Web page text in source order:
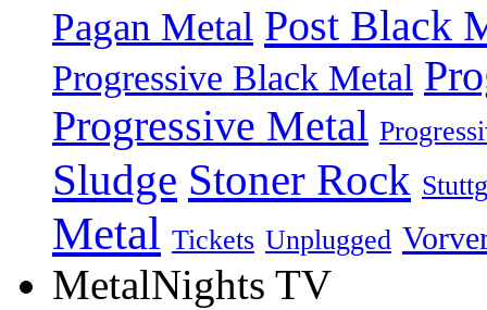
Pagan Metal Post Black
Progressive Black Metal
Progressive Metal
Sludge Stoner Rock
Metal Tickets Unplugged
MetalNights TV